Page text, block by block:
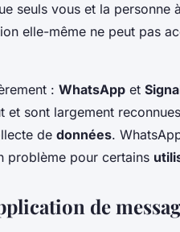
seuls vous et la personne
elle-même ne peut pas
: WhatsApp et
sont largement
de données.
problème pour certains
de